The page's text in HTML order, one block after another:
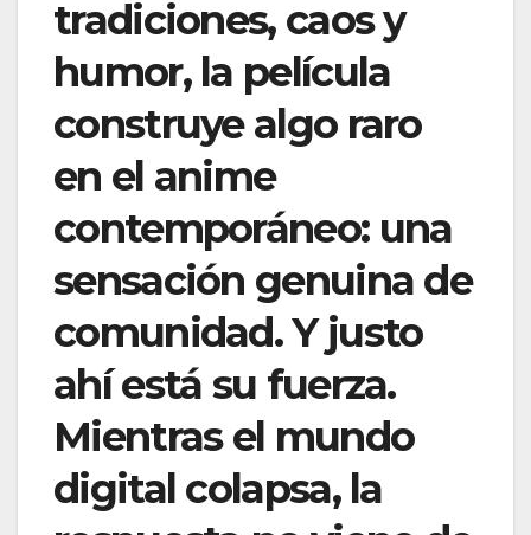
tradiciones, caos y
humor, la película
construye algo raro
en el anime
contemporáneo: una
sensación genuina de
comunidad. Y justo
ahí está su fuerza.
Mientras el mundo
digital colapsa, la